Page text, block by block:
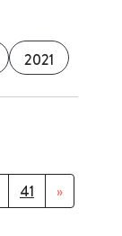
2021
41 »